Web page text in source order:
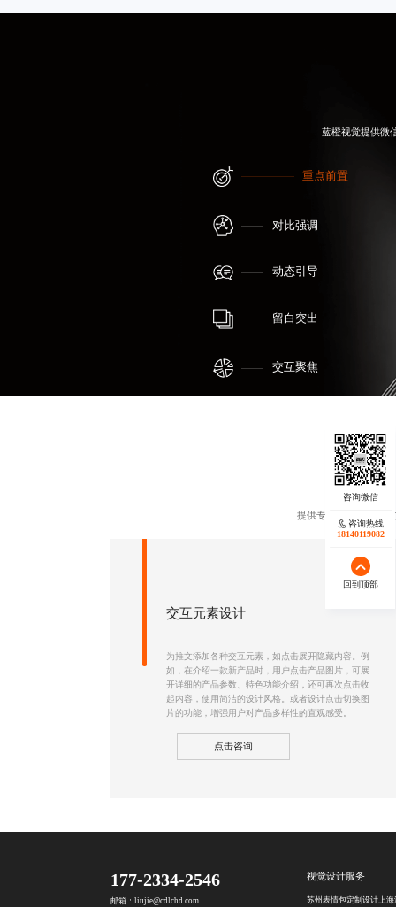
蓝橙视觉提供微
重点前置
对比强调
动态引导
留白突出
交互聚焦
提供专业的微信SVG
交互元素设计
为推文添加各种交互元素，如点击展开隐藏内容。例
如，在介绍一款新产品时，用户点击产品图片，可展
开详细的产品参数、特色功能介绍，还可再次点击收
起内容，使用简洁的设计风格。或者设计点击切换图
片的功能，增强用户对产品多样性的直观感受。
点击咨询
咨询热线
18140119082
回到顶部
177-2334-2546
邮箱：liujie@cdlchd.com
视觉设计服务
苏州表情包定制设计 上